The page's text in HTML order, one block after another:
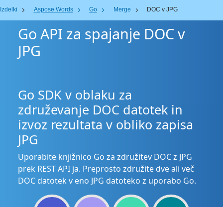
Izdelki Aspose.Words Go Merge DOC v JPG
Go API za spajanje DOC v
JPG
Go SDK v oblaku za
združevanje DOC datotek in
izvoz rezultata v obliko zapisa
JPG
Uporabite knjižnico Go za združitev DOC z JPG
prek REST API ja. Preprosto združite dve ali več
DOC datotek v eno JPG datoteko z uporabo Go.